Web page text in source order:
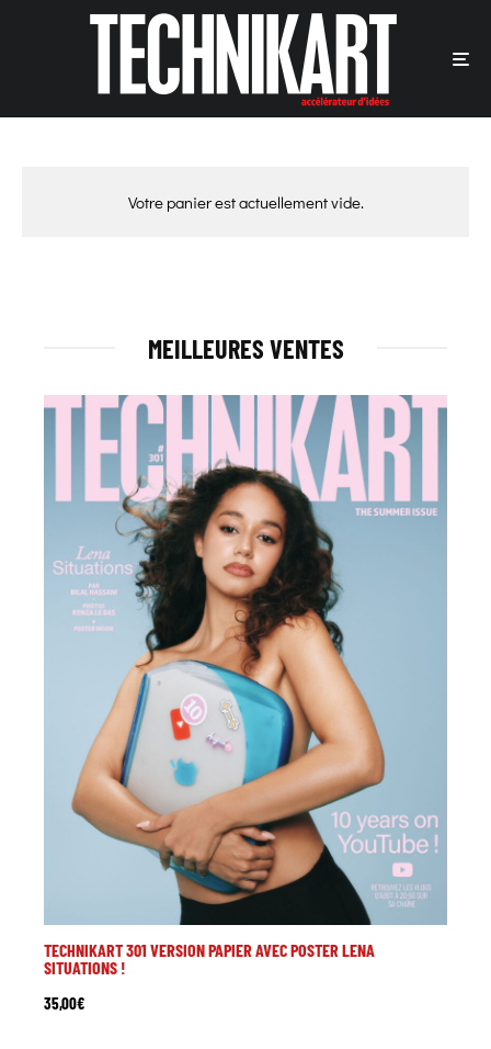
Votre panier est actuellement vide.
MEILLEURES VENTES
TECHNIKART 301 VERSION PAPIER AVEC POSTER LENA
SITUATIONS !
35,00€